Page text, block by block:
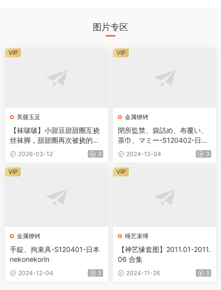
图片专区
美腿玉足
【袜啵啵】小甜豆甜甜圈互挠
丝袜脚，甜甜圈再次被挠的放
弃抵抗171P-2.8G
2026-03-12 3
VIP
金属镣铐
閉所監禁、袋詰め、布覆い、
茶巾、マミー-S120402-日本
nekonekorin
2024-12-04 3
VIP
金属镣铐
手錠、拘束具-S120401-日本
nekonekorin
2024-12-04 3
VIP
绳艺束缚
【神艺缘套图】2011.01-2011.
06 合集
2024-11-26 3
VIP